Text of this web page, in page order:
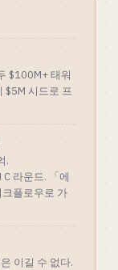
$100M+ 태워
$5M 시드로 프
.
라운드. 「에
플로우로 가
이길 수 없다.